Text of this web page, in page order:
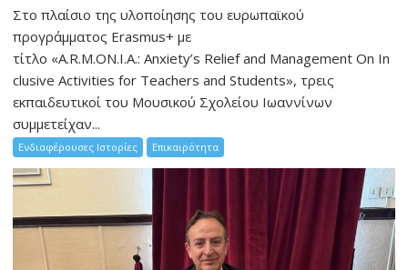
Στο πλαίσιο της υλοποίησης του ευρωπαϊκού
προγράμματος Erasmus+ με
τίτλο «A.R.M.ON.I.A.: Anxiety’s Relief and Management On In
clusive Activities for Teachers and Students», τρεις
εκπαιδευτικοί του Μουσικού Σχολείου Ιωαννίνων
συμμετείχαν...
Ενδιαφέρουσες Ιστορίες Επικαιρότητα